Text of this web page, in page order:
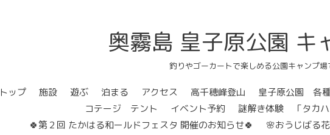
奥霧島 皇子原公園 キ
釣りやゴーカートで楽しめる公園キャンプ場
トップ 施設 遊ぶ 泊まる アクセス 高千穂峰登山 皇子原公園 各
コテージ テント
イベント予約
謎解き体験 「タカハ
🍀第２回 たかはる和ールドフェスタ 開催のお知らせ🍀
🌸おうじばる